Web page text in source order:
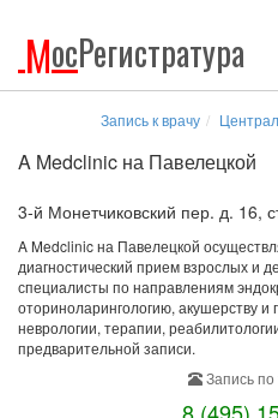
МосРегистратура
Запись к врачу
A Medclinic на Павелецкой
3-й Монетчиковский пер. д. 16,
A Medclinic на Павелецкой
диагностический прием взрослых и
специалисты по направлениям
оториноларингологию, акушерству и
неврологии, терапии,
предварительной записи.
Запись